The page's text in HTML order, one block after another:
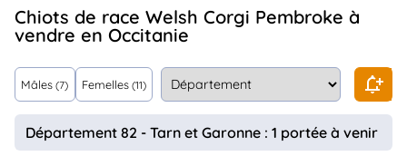
Services
..
Assurances
Connexion
Chiots de race Welsh Corgi Pembroke à
vendre en Occitanie
Mâles (7) Femelles (11)
Département 82 - Tarn et Garonne : 1 portée à venir